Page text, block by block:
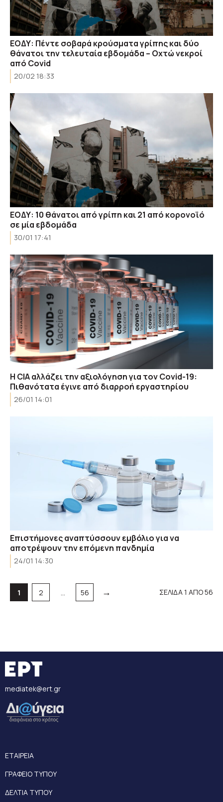
ΕΟΔΥ: Πέντε σοβαρά κρούσματα γρίπης και δύο
θάνατοι την τελευταία εβδομάδα – Οχτώ νεκροί
από Covid
20/02 18:33
ΕΟΔΥ: 10 θάνατοι από γρίπη και 21 από κορονοϊό
σε μία εβδομάδα
30/01 17:41
H CIA αλλάζει την αξιολόγηση για τον Covid-19:
Πιθανότατα έγινε από διαρροή εργαστηρίου
26/01 14:01
Επιστήμονες αναπτύσσουν εμβόλιο για να
αποτρέψουν την επόμενη πανδημία
24/01 14:30
Σελίδα
1 Σελίδα
2 … Σελίδα
56 → ΣΕΛΙΔΑ 1 ΑΠΟ 56
mediatek@ert.gr
ΕΤΑΙΡΕΙΑ
ΓΡΑΦΕΙΟ ΤΥΠΟΥ
ΔΕΛΤΙΑ ΤΥΠΟΥ